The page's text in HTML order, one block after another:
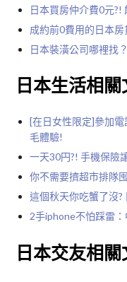
日本買房仲介費0元?!
成約前0費用的日本
日本裝潢公司哪裡找
日本生活相關
[在日女性限定]參加
毛體驗!
一天30円?! 手機保險
你不需要擠超市排隊
這個秋天你吃蟹了沒?
2手iphone不怕踩雷
日本交友相關